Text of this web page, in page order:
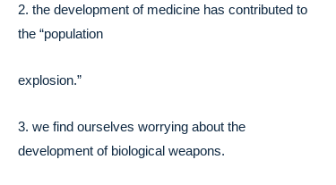
2. the development of medicine has contributed to
the “population
explosion.”
3. we find ourselves worrying about the
development of biological weapons.